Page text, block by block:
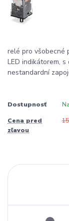
relé pro všobecné
LED indikátorem,
nestandardní
Dostupnosť
Cena pred
zľavou